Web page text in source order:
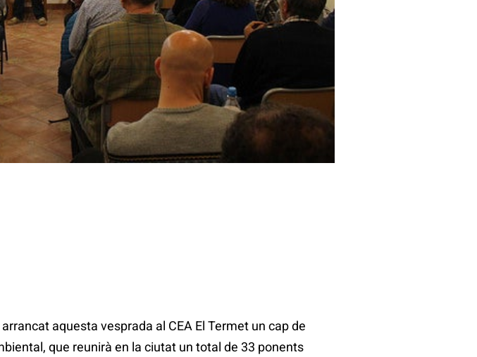
aquesta vesprada al CEA El Termet un cap de
que reunirà en la ciutat un total de 33 ponents